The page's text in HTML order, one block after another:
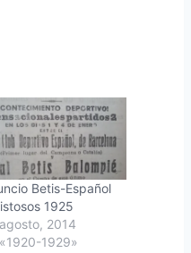
Betis-Español
1925
2014
1929»